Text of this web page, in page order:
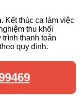
Kết thúc ca làm việc
thu khối
thanh toán
quy định.